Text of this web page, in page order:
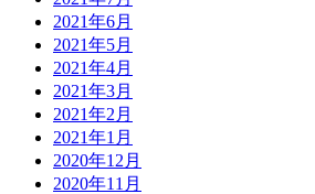
2021年6月
2021年5月
2021年4月
2021年3月
2021年2月
2021年1月
2020年12月
2020年11月